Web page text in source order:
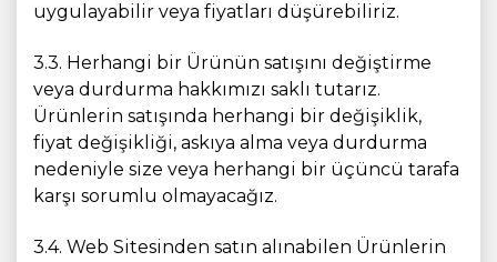
uygulayabilir veya fiyatları düşürebiliriz.
3.3. Herhangi bir Ürünün satışını değiştirme
veya durdurma hakkımızı saklı tutarız.
Ürünlerin satışında herhangi bir değişiklik,
fiyat değişikliği, askıya alma veya durdurma
nedeniyle size veya herhangi bir üçüncü tarafa
karşı sorumlu olmayacağız.
3.4. Web Sitesinden satın alınabilen Ürünlerin